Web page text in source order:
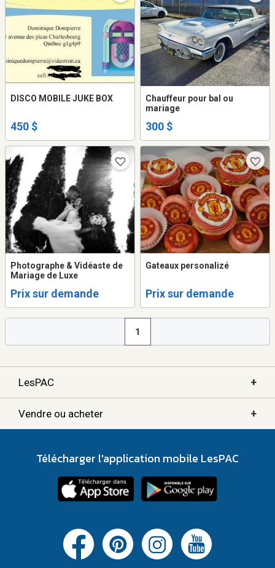
DISCO MOBILE JUKE BOX
450 $
Chauffeur pour bal ou
mariage
300 $
Photographe & Vidéaste de
Mariage de Luxe
Prix sur demande
Gateaux personalizé
Prix sur demande
1
LesPAC +
Vendre ou acheter +
Télécharger l'application mobile LesPAC